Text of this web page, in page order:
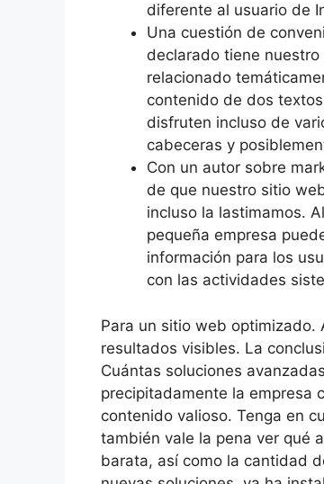
diferente al usuario de
Una cuestión de
declarado tiene
relacionado
contenido de dos
disfruten incluso de
cabeceras y
Con un autor sobre
de que nuestro sitio
incluso la lastimamos.
pequeña empresa
información para los
con las actividades
Para un sitio web optimizado.
resultados visibles. La
Cuántas soluciones
precipitadamente la empresa
contenido valioso. Tenga en
también vale la pena ver qué
barata, así como la cantidad